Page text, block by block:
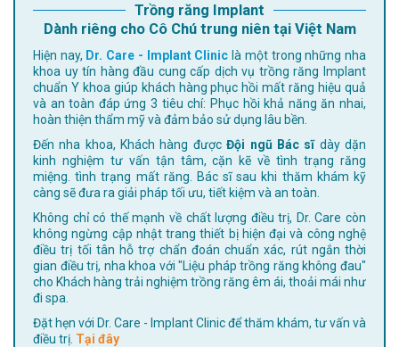
Trồng răng Implant
Dành riêng cho Cô Chú trung niên tại Việt Nam
Hiện nay, Dr. Care - Implant Clinic là một trong những nha
khoa uy tín hàng đầu cung cấp dịch vụ trồng răng Implant
chuẩn Y khoa giúp khách hàng phục hồi mất răng hiệu quả
và an toàn đáp ứng 3 tiêu chí: Phục hồi khả năng ăn nhai,
hoàn thiện thẩm mỹ và đảm bảo sử dụng lâu bền.
Đến nha khoa, Khách hàng đượcĐội ngũ Bác sĩdày dặn
kinh nghiệm tư vấn tận tâm, cặn kẽ về tình trạng răng
miệng. tình trạng mất răng. Bác sĩ sau khi thăm khám kỹ
càng sẽ đưa ra giải pháp tối ưu, tiết kiệm và an toàn.
Không chỉ có thế mạnh về chất lượng điều trị, Dr. Care còn
không ngừng cập nhật trang thiết bị hiện đại và công nghệ
điều trị tối tân hỗ trợ chẩn đoán chuẩn xác, rút ngắn thời
gian điều trị, nha khoa với "Liệu pháp trồng răng không đau"
cho Khách hàng trải nghiệm trồng răng êm ái, thoải mái như
đi spa.
Đặt hẹn với Dr. Care - Implant Clinic để thăm khám, tư vấn và
điều trị. Tại đây